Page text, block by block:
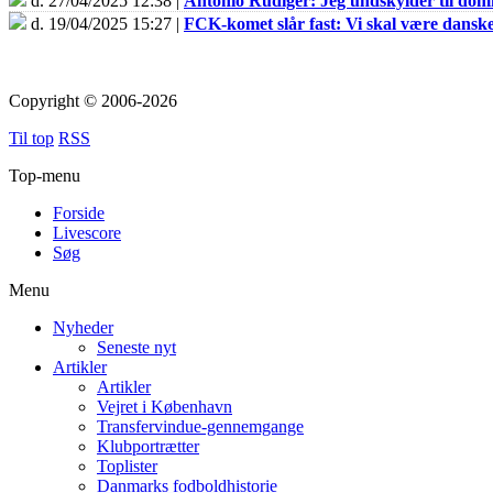
d. 19/04/2025 15:27 | FCK-komet slår fast: Vi skal være
Copyright © 2006-2026
Til top RSS
Top-menu
Forside
Livescore
Søg
Menu
Nyheder
Seneste nyt
Artikler
Artikler
Vejret i København
Transfervindue-gennemgange
Klubportrætter
Toplister
Danmarks fodboldhistorie